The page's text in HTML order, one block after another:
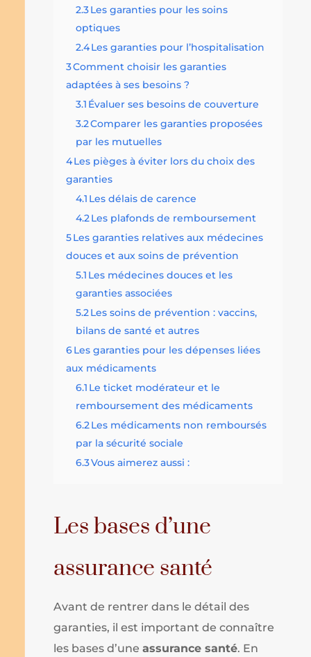
2.3Les garanties pour les soins
optiques
2.4Les garanties pour l’hospitalisation
3Comment choisir les garanties
adaptées à ses besoins ?
3.1 Évaluer ses besoins de couverture
3.2Comparer les garanties proposées
par les mutuelles
4Les pièges à éviter lors du choix des
garanties
4.1 Les délais de carence
4.2Les plafonds de remboursement
5Les garanties relatives aux médecines
douces et aux soins de prévention
5.1 Les médecines douces et les
garanties associées
5.2Les soins de prévention : vaccins,
bilans de santé et autres
6Les garanties pour les dépenses liées
aux médicaments
6.1 Le ticket modérateur et le
remboursement des médicaments
6.2Les médicaments non remboursés
par la sécurité sociale
6.3Vous aimerez aussi :
Les bases d’une
assurance santé
Avant de rentrer dans le détail des
garanties, il est important de connaître
les bases d’uneassurance santé. En